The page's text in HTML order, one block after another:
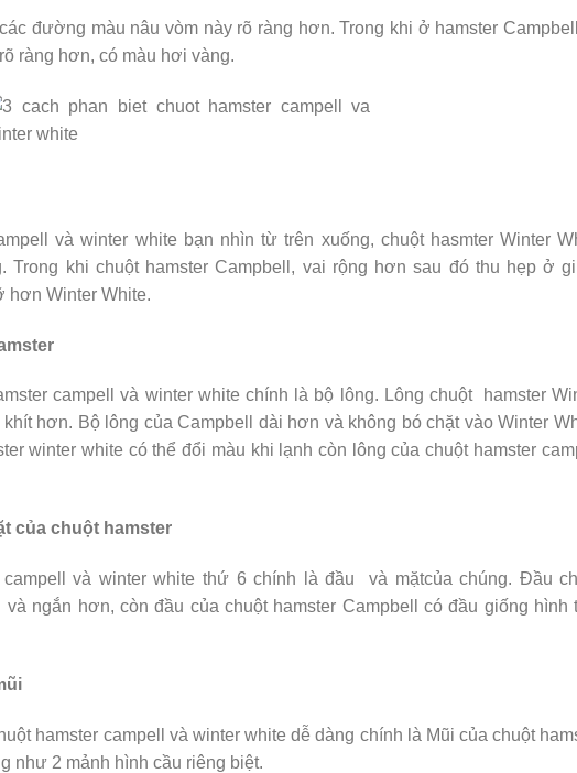
đường màu nâu vòm này rõ ràng hơn. Trong khi ở hamster
ràng hơn, có màu hơi vàng.
và winter white bạn nhìn từ trên xuống, chuột hasmter Winter
Trong khi chuột hamster Campbell, vai rộng hơn sau đó thu hẹp ở
hơn Winter White.
campell và winter white chính là bộ lông. Lông chuột hamster
hơn. Bộ lông của Campbell dài hơn và không bó chặt vào Winter
winter white có thể đổi màu khi lạnh còn lông của chuột hamster
của chuột hamster
campell và winter white thứ 6 chính là đầu và mặtcủa chúng. Đầu
và ngắn hơn, còn đầu của chuột hamster Campbell có đầu giống hình
hamster campell và winter white dễ dàng chính là Mũi của chuột
như 2 mảnh hình cầu riêng biệt.